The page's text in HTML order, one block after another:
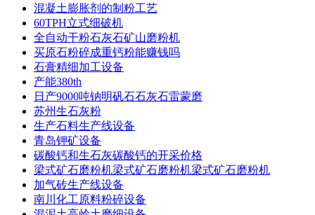
混凝土膨胀剂的制粉工艺
60TPH立式细破机
全自动干粉石灰石矿山磨粉机
买原石粉碎成重钙粉能赚钱吗
石膏精细加工设备
产能380th
日产9000吨钠明矾石石灰石雷蒙磨
苏州生石灰粉
生产石料生产线设备
青岛钾矿设备
碳酸钙和生石灰碳酸钙的开采价格
梁式矿石磨粉机梁式矿石磨粉机梁式矿石磨粉机
加气砖生产线设备
南川化工原料粉碎设备